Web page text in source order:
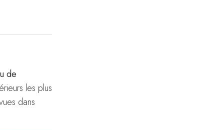
de
les plus
dans